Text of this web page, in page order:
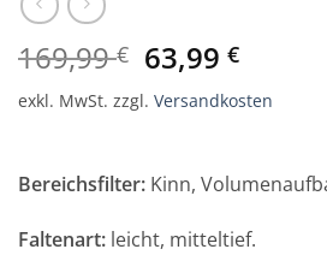
169,99€
Preis
war:
63,99€
Preis
ist:
exkl. MwSt. zzgl. Versandkosten
Bereichsfilter: Kinn,
Faltenart: leicht, mitteltief.